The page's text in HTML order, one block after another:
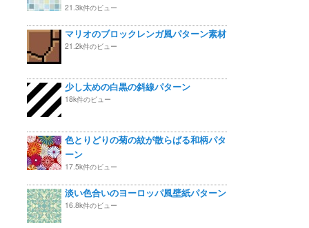
21.3k件のビュー
マリオのブロックレンガ風パターン素材
21.2k件のビュー
少し太めの白黒の斜線パターン
18k件のビュー
色とりどりの菊の紋が散らばる和柄パタ
ーン
17.5k件のビュー
淡い色合いのヨーロッパ風壁紙パターン
16.8k件のビュー